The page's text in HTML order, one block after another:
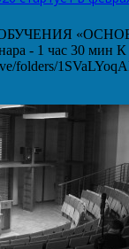
«ОСНОВЫ
- 1 час 30 мин
folders/